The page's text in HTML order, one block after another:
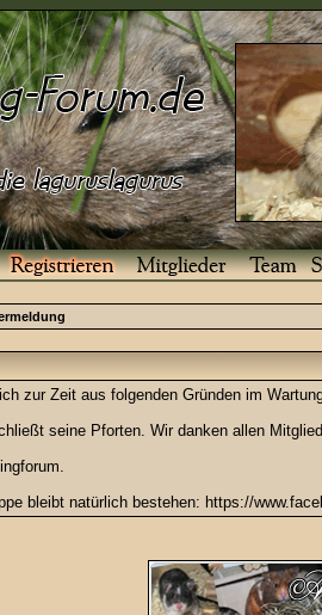
zur Zeit aus folgenden Gründen im
seine Pforten. Wir danken allen
bleibt natürlich bestehen: https://